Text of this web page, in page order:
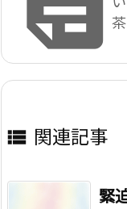
 関連記事
緊